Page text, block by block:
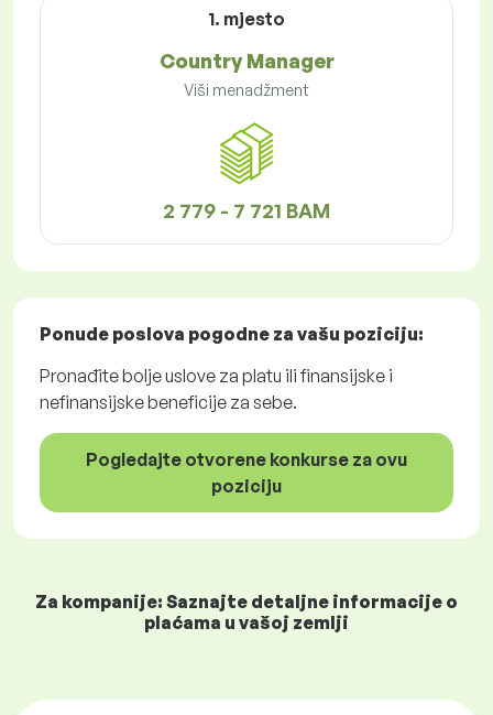
1. mjesto
Country Manager
Viši menadžment
2 779 - 7 721 BAM
Ponude poslova pogodne za vašu poziciju:
Pronađite bolje uslove za platu ili finansijske i
nefinansijske beneficije za sebe.
Pogledajte otvorene konkurse za ovu
poziciju
Za kompanije: Saznajte detaljne informacije o
plaćama u vašoj zemlji